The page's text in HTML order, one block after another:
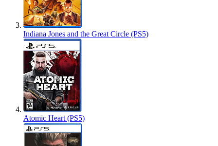
Indiana Jones and the Great Circle (PS5)
Atomic Heart (PS5)